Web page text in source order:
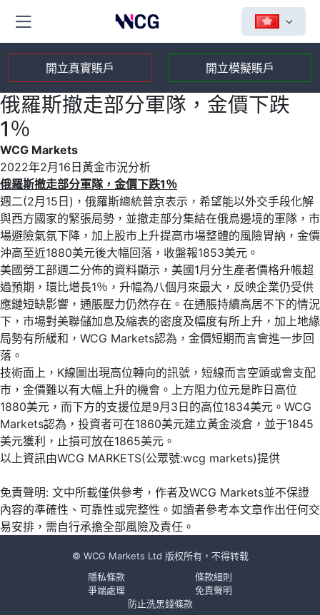
開立真實賬戶 開立模擬賬戶
俄羅斯撤走部分軍隊，金價下跌
1％
WCG Markets
2022年2月16日黃金市況分析
俄羅斯撤走部分軍隊，金價下跌1％
週二(2月15日)，俄羅斯總統普京表示，希望能以外交手段化解
與西方國家的緊張局勢，並撤走部分集結在俄烏邊境的軍隊，市
場避險氣氛下降，加上股市上升提高市場整體的風險胃納，金價
沖高至近1880美元後大幅回落，收盤報1853美元。
美國勞工部週二分佈的資料顯示，美國1月分生產者價格升帳超
過預期，環比增長1％，升幅為八個月來最大，反映企業仍受供
應鏈短缺影響，通脹壓力仍然存在。在通脹持續高居不下的情況
下，市場對美聯儲加息及縮表的密度及幅度有所上升，加上地緣
局勢有所緩和，WCG Markets認為，金價短期而言會進一步回
落。
技術面上，K線圖出現高位轉向的訊號，短線而言空頭或會支配
市，金價難以有大幅上升的機會。上方阻力位元是昨日高位
1880美元，而下方的支援位是9月3日的高位1834美元。WCG
Markets認為，投資者可在1860美元建立黃金淡倉，並于1845
美元獲利，止損可放在1865美元。
以上資訊由WCG MARKETS(公眾號:wcg markets)提供
免責聲明: 文中所載僅供參考，作者及WCG Markets並不保證
內容的準確性、可靠性或完整性。如讀者參考本文章作出任何交
易安排，需自行承擔全部風險及責任。
© WCG Markets Ltd 版权所有，不得转载
隱私條款
條款細則
爭端處理
免責聲明
防止洗黑錢條款